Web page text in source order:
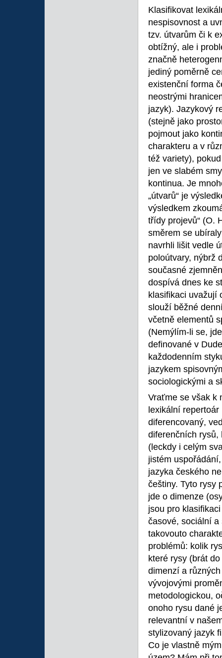
Klasifikovat
nespisovnost a
tzv. útvarům či k
obtížný, ale i
značně
jediný poměrně
existenční forma
neostrými
jazyk). Jazykový
(stejně jako
pojmout jako
charakteru a v
též variety),
jen ve slabém
kontinua. Je
„útvarů“ je
výsledkem
třídy projevů“ (O.
směrem se
navrhli lišit vedle
poloútvary, nýbrž
současné
dospívá dnes ke
klasifikaci uvažují
slouží běžné
včetně elementů
(Nemýlím-li se,
definované v
každodenním
jazykem
sociologickými a
Vraťme se však k
lexikální
diferencovaný,
diferenčních rysů,
(leckdy i celým
jistém
jazyka českého
češtiny. Tyto rysy
jde o dimenze
jsou pro
časové, sociální a
takovouto
problémů: kolik
které rysy (brát
dimenzí a
vývojovými
metodologickou,
onoho rysu dané
relevantní v
stylizovaný jazyk
Co je vlastně